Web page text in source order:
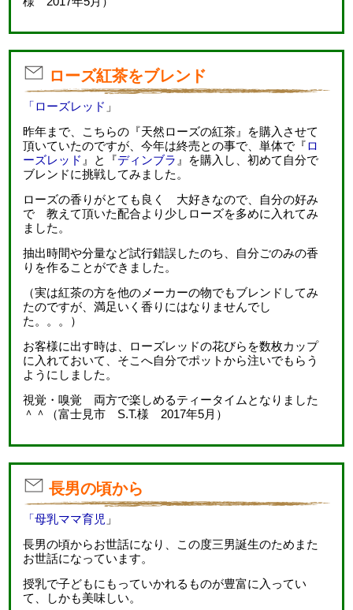
ローズ紅茶をブレンド
「ローズレッド 」
昨年まで、こちらの『天然ローズの紅茶』を購入させて
頂いていたのですが、今年は終売との事で、単体で『ロ
ーズレッド 』と『ディンブラ 』を購入し、初めて自分で
ブレンドに挑戦してみました。
ローズの香りがとても良く 大好きなので、自分の好み
で 教えて頂いた配合より少しローズを多めに入れてみ
ました。
抽出時間や分量など試行錯誤したのち、自分ごのみの香
りを作ることができました。
（実は紅茶の方を他のメーカーの物でもブレンドしてみ
たのですが、満足いく香りにはなりませんでし
た。。。）
お客様に出す時は、ローズレッドの花びらを数枚カップ
に入れておいて、そこへ自分でポットから注いでもらう
ようにしました。
視覚・嗅覚 両方で楽しめるティータイムとなりました
＾＾（富士見市 S.T.様 2017年5月）
長男の頃から
「母乳ママ育児 」
長男の頃からお世話になり、この度三男誕生のためまた
お世話になっています。
授乳で子どもにもっていかれるものが豊富に入ってい
て、しかも美味しい。